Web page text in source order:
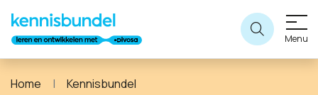
Menu
Home
Kennisbundel